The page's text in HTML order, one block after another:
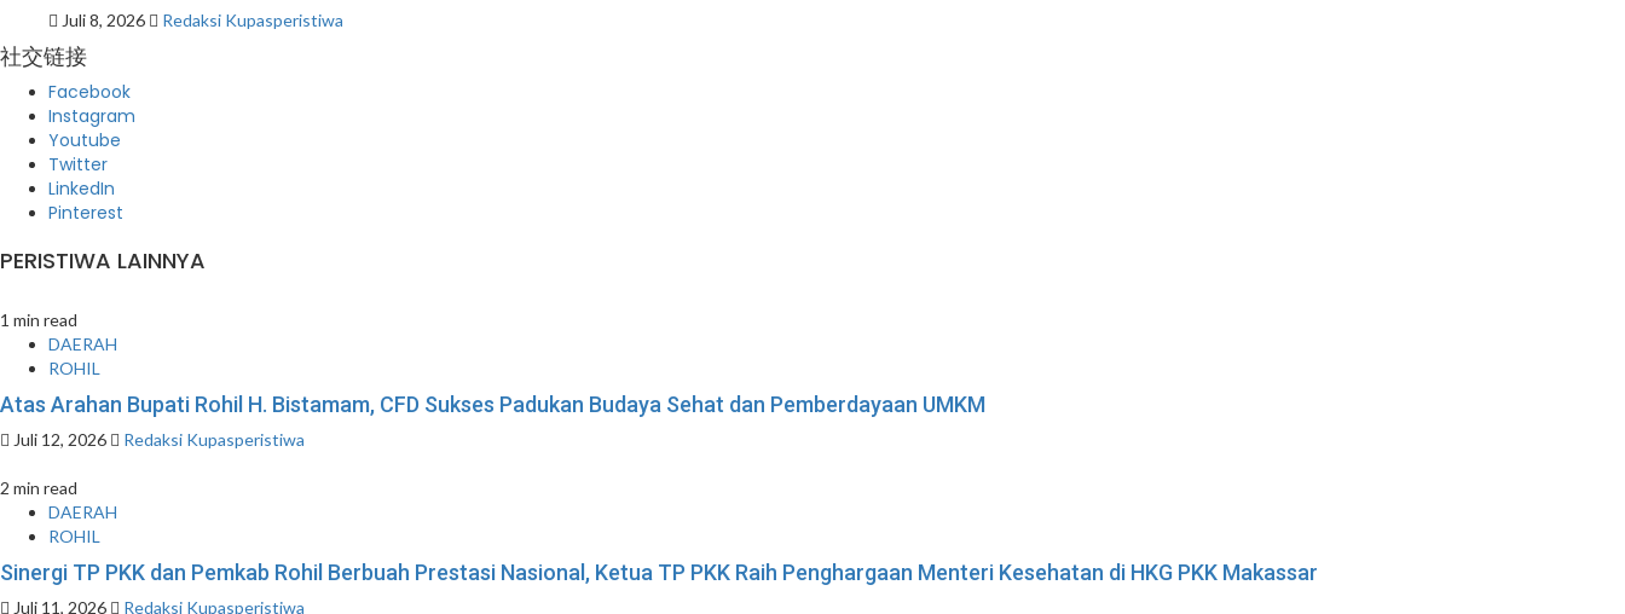
Juli 8, 2026 Redaksi Kupasperistiwa
社交链接
Facebook
Instagram
Youtube
Twitter
LinkedIn
Pinterest
PERISTIWA LAINNYA
1 min read
DAERAH
ROHIL
Atas Arahan Bupati Rohil H. Bistamam, CFD Sukses Padukan Budaya Sehat dan Pemberdayaan UMKM
Juli 12, 2026 Redaksi Kupasperistiwa
2 min read
DAERAH
ROHIL
Sinergi TP PKK dan Pemkab Rohil Berbuah Prestasi Nasional, Ketua TP PKK Raih Penghargaan Menteri Kesehatan di HKG PKK Makassar
Juli 11, 2026 Redaksi Kupasperistiwa